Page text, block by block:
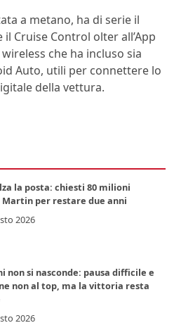
a metano, ha di serie il
Cruise Control olter all’App
che ha incluso sia
Auto, utili per connettere lo
della vettura.
la posta: chiesti 80 milioni
Martin per restare due anni
2026
non si nasconde: pausa difficile e
non al top, ma la vittoria resta
2026